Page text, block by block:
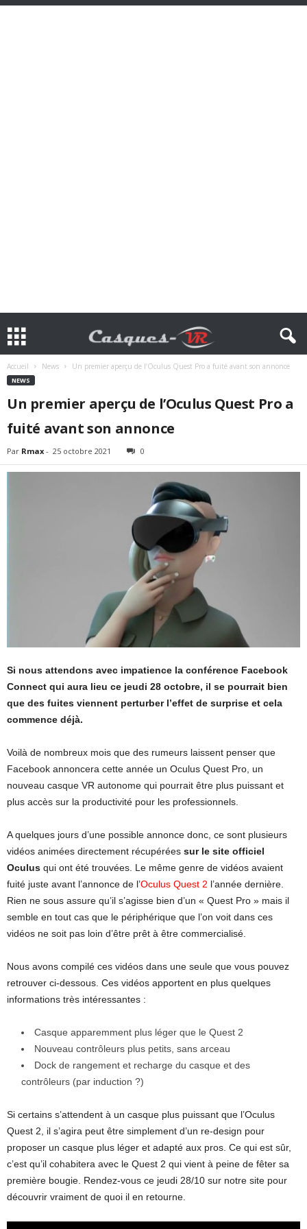
Accueil News Un premier aperçu de l’Oculus Quest Pro a fuité avant son annonce
NEWS
Un premier aperçu de l’Oculus Quest Pro a
fuité avant son annonce
Par Rmax - 25 octobre 2021 0
Si nous attendons avec impatience la conférence Facebook
Connect qui aura lieu ce jeudi 28 octobre, il se pourrait bien
que des fuites viennent perturber l’effet de surprise et cela
commence déjà.
Voilà de nombreux mois que des rumeurs laissent penser que
Facebook annoncera cette année un Oculus Quest Pro, un
nouveau casque VR autonome qui pourrait être plus puissant et
plus accès sur la productivité pour les professionnels.
A quelques jours d’une possible annonce donc, ce sont plusieurs
vidéos animées directement récupérées sur le site officiel
Oculus qui ont été trouvées. Le même genre de vidéos avaient
fuité juste avant l’annonce de l’Oculus Quest 2 l’année dernière.
Rien ne sous assure qu’il s’agisse bien d’un « Quest Pro » mais il
semble en tout cas que le périphérique que l’on voit dans ces
vidéos ne soit pas loin d’être prêt à être commercialisé.
Nous avons compilé ces vidéos dans une seule que vous pouvez
retrouver ci-dessous. Ces vidéos apportent en plus quelques
informations très intéressantes :
Casque apparemment plus léger que le Quest 2
Nouveau contrôleurs plus petits, sans arceau
Dock de rangement et recharge du casque et des
contrôleurs (par induction ?)
Si certains s’attendent à un casque plus puissant que l’Oculus
Quest 2, il s’agira peut être simplement d’un re-design pour
proposer un casque plus léger et adapté aux pros. Ce qui est sûr,
c’est qu’il cohabitera avec le Quest 2 qui vient à peine de fêter sa
première bougie. Rendez-vous ce jeudi 28/10 sur notre site pour
découvrir vraiment de quoi il en retourne.